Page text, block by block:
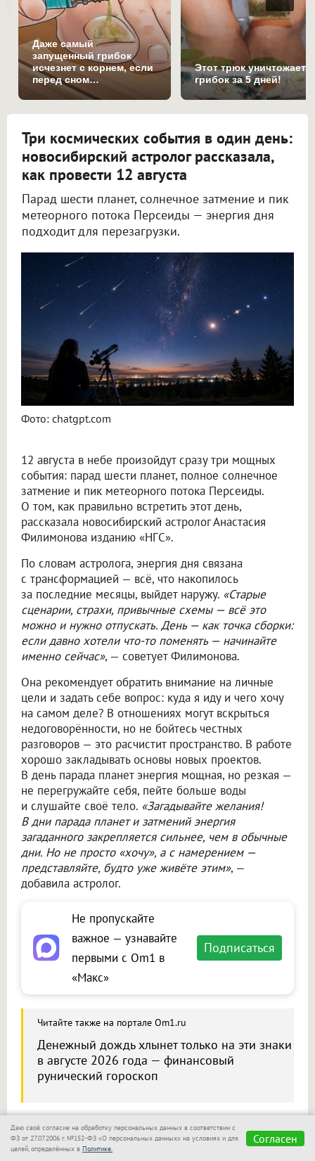
Даже самый
запущенный грибок
исчезнет с корнем, если
перед сном…
Этот трюк уничтожает
грибок за 5 дней!
Три космических события в один день:
новосибирский астролог рассказала,
как провести 12 августа
Парад шести планет, солнечное затмение и пик
метеорного потока Персеиды — энергия дня
подходит для перезагрузки.
Фото: chatgpt.com
12 августа в небе произойдут сразу три мощных
события: парад шести планет, полное солнечное
затмение и пик метеорного потока Персеиды.
О том, как правильно встретить этот день,
рассказала новосибирский астролог Анастасия
Филимонова изданию «НГС».
По словам астролога, энергия дня связана
с трансформацией — всё, что накопилось
за последние месяцы, выйдет наружу. «Старые
сценарии, страхи, привычные схемы — всё это
можно и нужно отпускать. День — как точка сборки:
если давно хотели что-то поменять — начинайте
именно сейчас», — советует Филимонова.
Она рекомендует обратить внимание на личные
цели и задать себе вопрос: куда я иду и чего хочу
на самом деле? В отношениях могут вскрыться
недоговорённости, но не бойтесь честных
разговоров — это расчистит пространство. В работе
хорошо закладывать основы новых проектов.
В день парада планет энергия мощная, но резкая —
не перегружайте себя, пейте больше воды
и слушайте своё тело. «Загадывайте желания!
В дни парада планет и затмений энергия
загаданного закрепляется сильнее, чем в обычные
дни. Но не просто «хочу», а с намерением —
представляйте, будто уже живёте этим», —
добавила астролог.
Не пропускайте
важное — узнавайте
первыми с Om1 в
«Макс»
Подписаться
Читайте также на портале Om1.ru
Денежный дождь хлынет только на эти знаки
в августе 2026 года — финансовый
рунический гороскоп
Сообщить новость
Даю своё согласие на обработку персональных данных в соответствии с
ФЗ от 27.07.2006 г. №152-ФЗ «О персональных данных» на условиях и для
целей, определённых в Политике.
Согласен